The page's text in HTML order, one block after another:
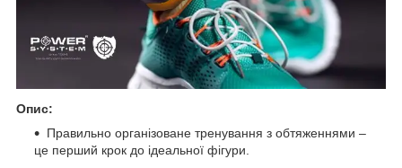
Опис:
Правильно організоване тренування з обтяженнями –
це перший крок до ідеальної фігури.